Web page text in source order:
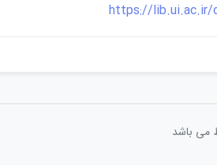
https://lib.ui.ac.ir/
می باشد